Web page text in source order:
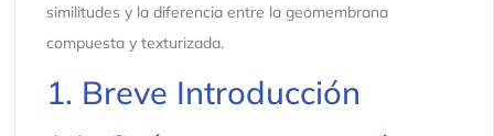
similitudes y la diferencia entre la geomembrana
compuesta y texturizada.
1. Breve Introducción